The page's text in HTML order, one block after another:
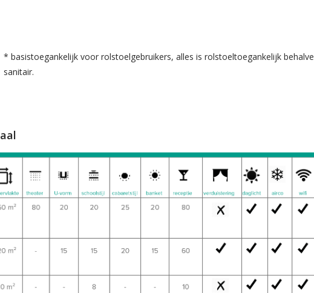
* basistoegankelijk voor rolstoelgebruikers, alles is rolstoeltoegankelijk behalve
sanitair.